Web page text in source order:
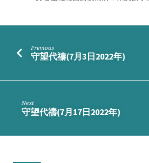
Previous
守望代禱(7月3日2022年)
Next
守望代禱(7月17日2022年)